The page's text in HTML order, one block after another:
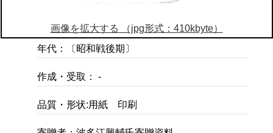
画像を拡大する （jpg形式：410kbyte）
年代：〔昭和戦後期〕
作成・受取： -
品質・形状:用紙 印刷